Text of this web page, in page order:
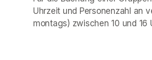
Uhrzeit und Personenzahl an
montags) zwischen 10 und